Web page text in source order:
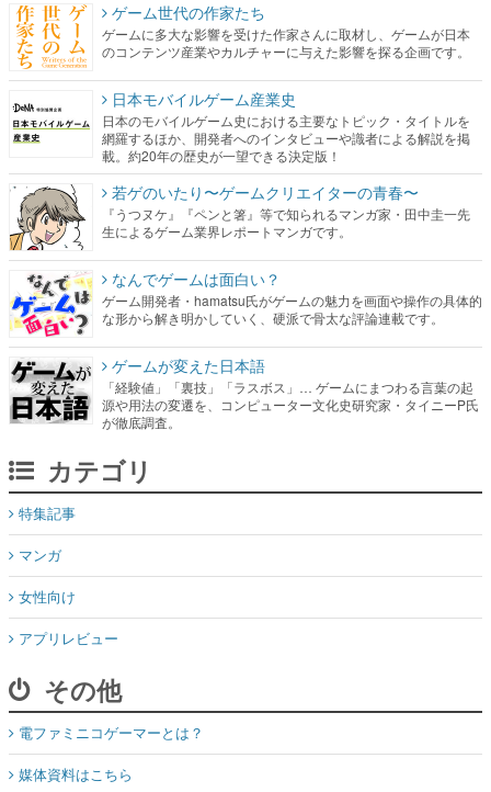
ゲーム世代の作家たち
ゲームに多大な影響を受けた作家さんに取材し、ゲームが日本
のコンテンツ産業やカルチャーに与えた影響を探る企画です。
日本モバイルゲーム産業史
日本のモバイルゲーム史における主要なトピック・タイトルを
網羅するほか、開発者へのインタビューや識者による解説を掲
載。約20年の歴史が一望できる決定版！
若ゲのいたり〜ゲームクリエイターの青春〜
『うつヌケ』『ペンと箸』等で知られるマンガ家・田中圭一先
生によるゲーム業界レポートマンガです。
なんでゲームは面白い？
ゲーム開発者・hamatsu氏がゲームの魅力を画面や操作の具体的
な形から解き明かしていく、硬派で骨太な評論連載です。
ゲームが変えた日本語
「経験値」「裏技」「ラスボス」… ゲームにまつわる言葉の起
源や用法の変遷を、コンピューター文化史研究家・タイニーP氏
が徹底調査。
カテゴリ
特集記事
マンガ
女性向け
アプリレビュー
その他
電ファミニコゲーマーとは？
媒体資料はこちら